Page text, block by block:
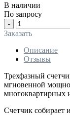
В наличии
По запросу
-
Заказать
Описание
Отзывы
Трехфазный
мгновенной
многоквартирных
Счетчик собирает